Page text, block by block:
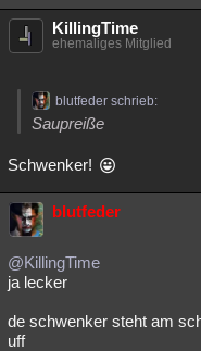
KillingTime
ehemaliges Mitglied
blutfeder schrieb:
Saupreiße
Schwenker!
blutfeder
@KillingTime
ja lecker
de schwenker steht am
uff